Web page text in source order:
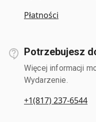
Płatności
Potrzebujesz
Więcej informacji
Wydarzenie.
+1(817) 237-6544